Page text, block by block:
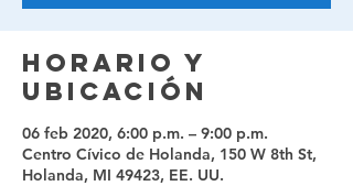
Horario y
ubicación
06 feb 2020, 6:00 p.m. – 9:00 p.m.
Centro Cívico de Holanda, 150 W 8th St,
Holanda, MI 49423, EE. UU.